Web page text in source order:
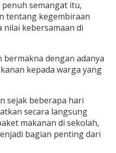
semangat itu,
tentang kegembiraan
nilai kebersamaan di
dengan adanya
kepada warga yang
sejak beberapa hari
secara langsung
makanan di sekolah,
bagian penting dari